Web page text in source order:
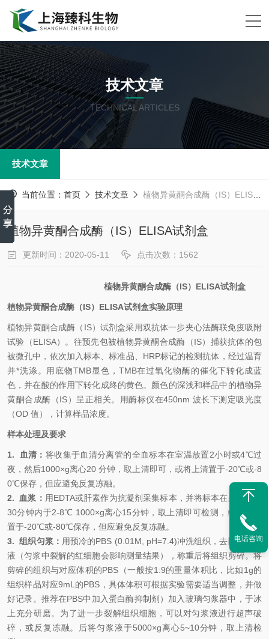
技术文章
TECHNICAL ARTICLES
技术文章
当前位置： 首页 技术文章 植物异黄酮合成酶（IS）ELISA试剂盒
植物异黄酮合成酶（IS）ELISA试剂盒
更新时间：2020-05-11 点击次数：1562
植物异黄酮合成酶（IS） ELISA试剂盒
植物异黄酮合成酶（IS） ELISA试剂盒实验原理
植物异黄酮合成酶（IS） 试剂盒采用双抗体一步夹心法酶联免疫吸附
试验（ELISA）。 往预先包被植物异黄酮合成酶（IS） 捕获抗体的包
被微孔中，依次加入标本、标准品、HRP标记的检测抗体，经过温育
并*洗涤。用底物TMB显色，TMB在过氧化物酶的催化下转化成蓝
色，并在酸的作用下转化成终的黄色。颜色的深浅和样品中的植物异
黄酮合成酶（IS） 呈正相关。用酶标仪在450nm 波长下测定吸光度
（OD 值），计算样品浓度。
样本处理及要求
1. 血清 ： 将收集于血清分离管的全血标本在室温放置2小时或4℃过
夜，然后1000×g离心20 分钟，取上清即可，或将上清置于-20℃或-8
0℃保存，但应避免反复冻融。
2.
血浆 ： 用EDTA或肝素作为抗凝剂采集标本，并将标本在采集后的
30分钟内于2-8℃ 1000×g离心15分钟，取上清即可检测，或将上清
置于-20℃或-80℃保存，但应避免反复冻融。
3. 组织匀浆： 用预冷的PBS (0.01M, pH=7.4)冲洗组织，去除残留血
液（匀浆中裂解的红细胞会影响测量结果），称重后将组织剪碎。将
剪碎的组织与对应体积的PBS（一般按1:9的重量体积比，比如1g的
组织样品对应9mL的PBS，具体体积可根据实验需要适当调整，并做
好记录。推荐在PBS中加入蛋白酶抑制剂）加入玻璃匀浆器中，于冰
上充分研磨。为了进一步裂解组织细胞，可以对匀浆液进行超声破
碎，或反复冻融。后将匀浆液于5000×g离心5~10分钟，取上清检
电话咨询